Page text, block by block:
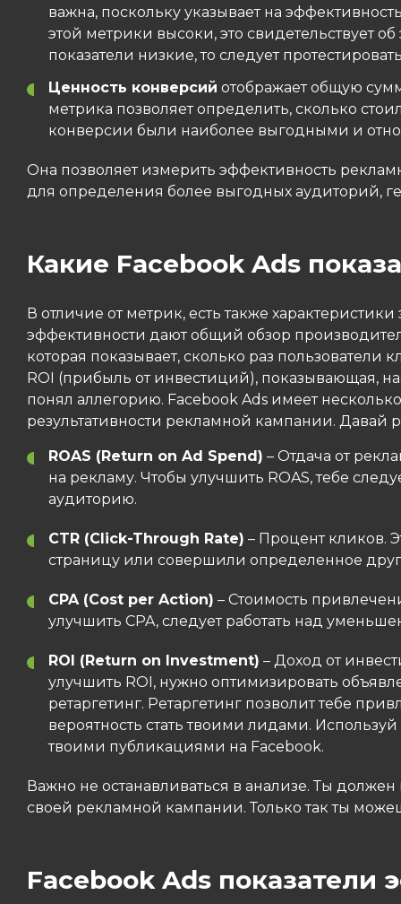
важна, поскольку указывает на
этой метрики высоки, это свидетельствует
показатели низкие, то следует
Ценность конверсий отображает общую
метрика позволяет определить, сколько
конверсии были наиболее выгодными и
Она позволяет измерить эффективность
для определения более выгодных аудиторий,
Какие Facebook Ads
В отличие от метрик, есть также
эффективности дают общий обзор
которая показывает, сколько раз
ROI (прибыль от инвестиций), показывающая,
понял аллегорию. Facebook Ads имеет
результативности рекламной кампании. Давай
ROAS (Return on Ad Spend) – Отдача от
на рекламу. Чтобы улучшить ROAS, тебе
аудиторию.
CTR (Click-Through Rate) – Процент кликов.
страницу или совершили определенное
CPA (Cost per Action) – Стоимость
улучшить CPA, следует работать над
ROI (Return on Investment) – Доход от
улучшить ROI, нужно оптимизировать
ретаргетинг. Ретаргетинг позволит тебе
вероятность стать твоими лидами.
твоими публикациями на Facebook.
Важно не останавливаться в анализе. Ты
своей рекламной кампании. Только так ты
Facebook Ads показатели